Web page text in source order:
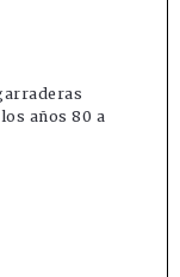
años 80 a